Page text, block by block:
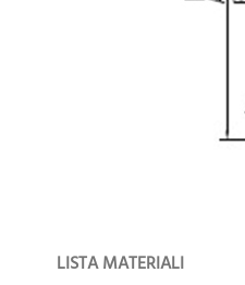
LISTA MATERIALI